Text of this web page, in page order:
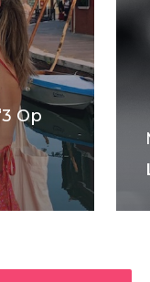
Op